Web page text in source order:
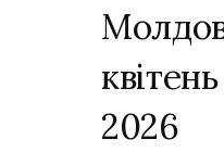
квітень
2026